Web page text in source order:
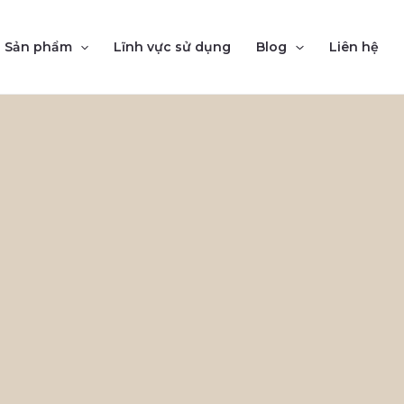
Sản phẩm Lĩnh vực sử dụng Blog Liên hệ